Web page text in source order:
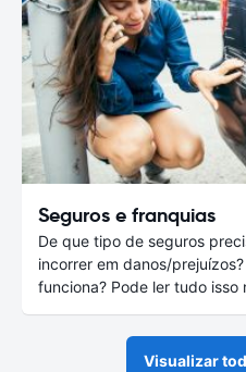
Seguros e franquias
De que tipo de seguros
incorrer em danos/
funciona? Pode ler tudo isso
Visualizar